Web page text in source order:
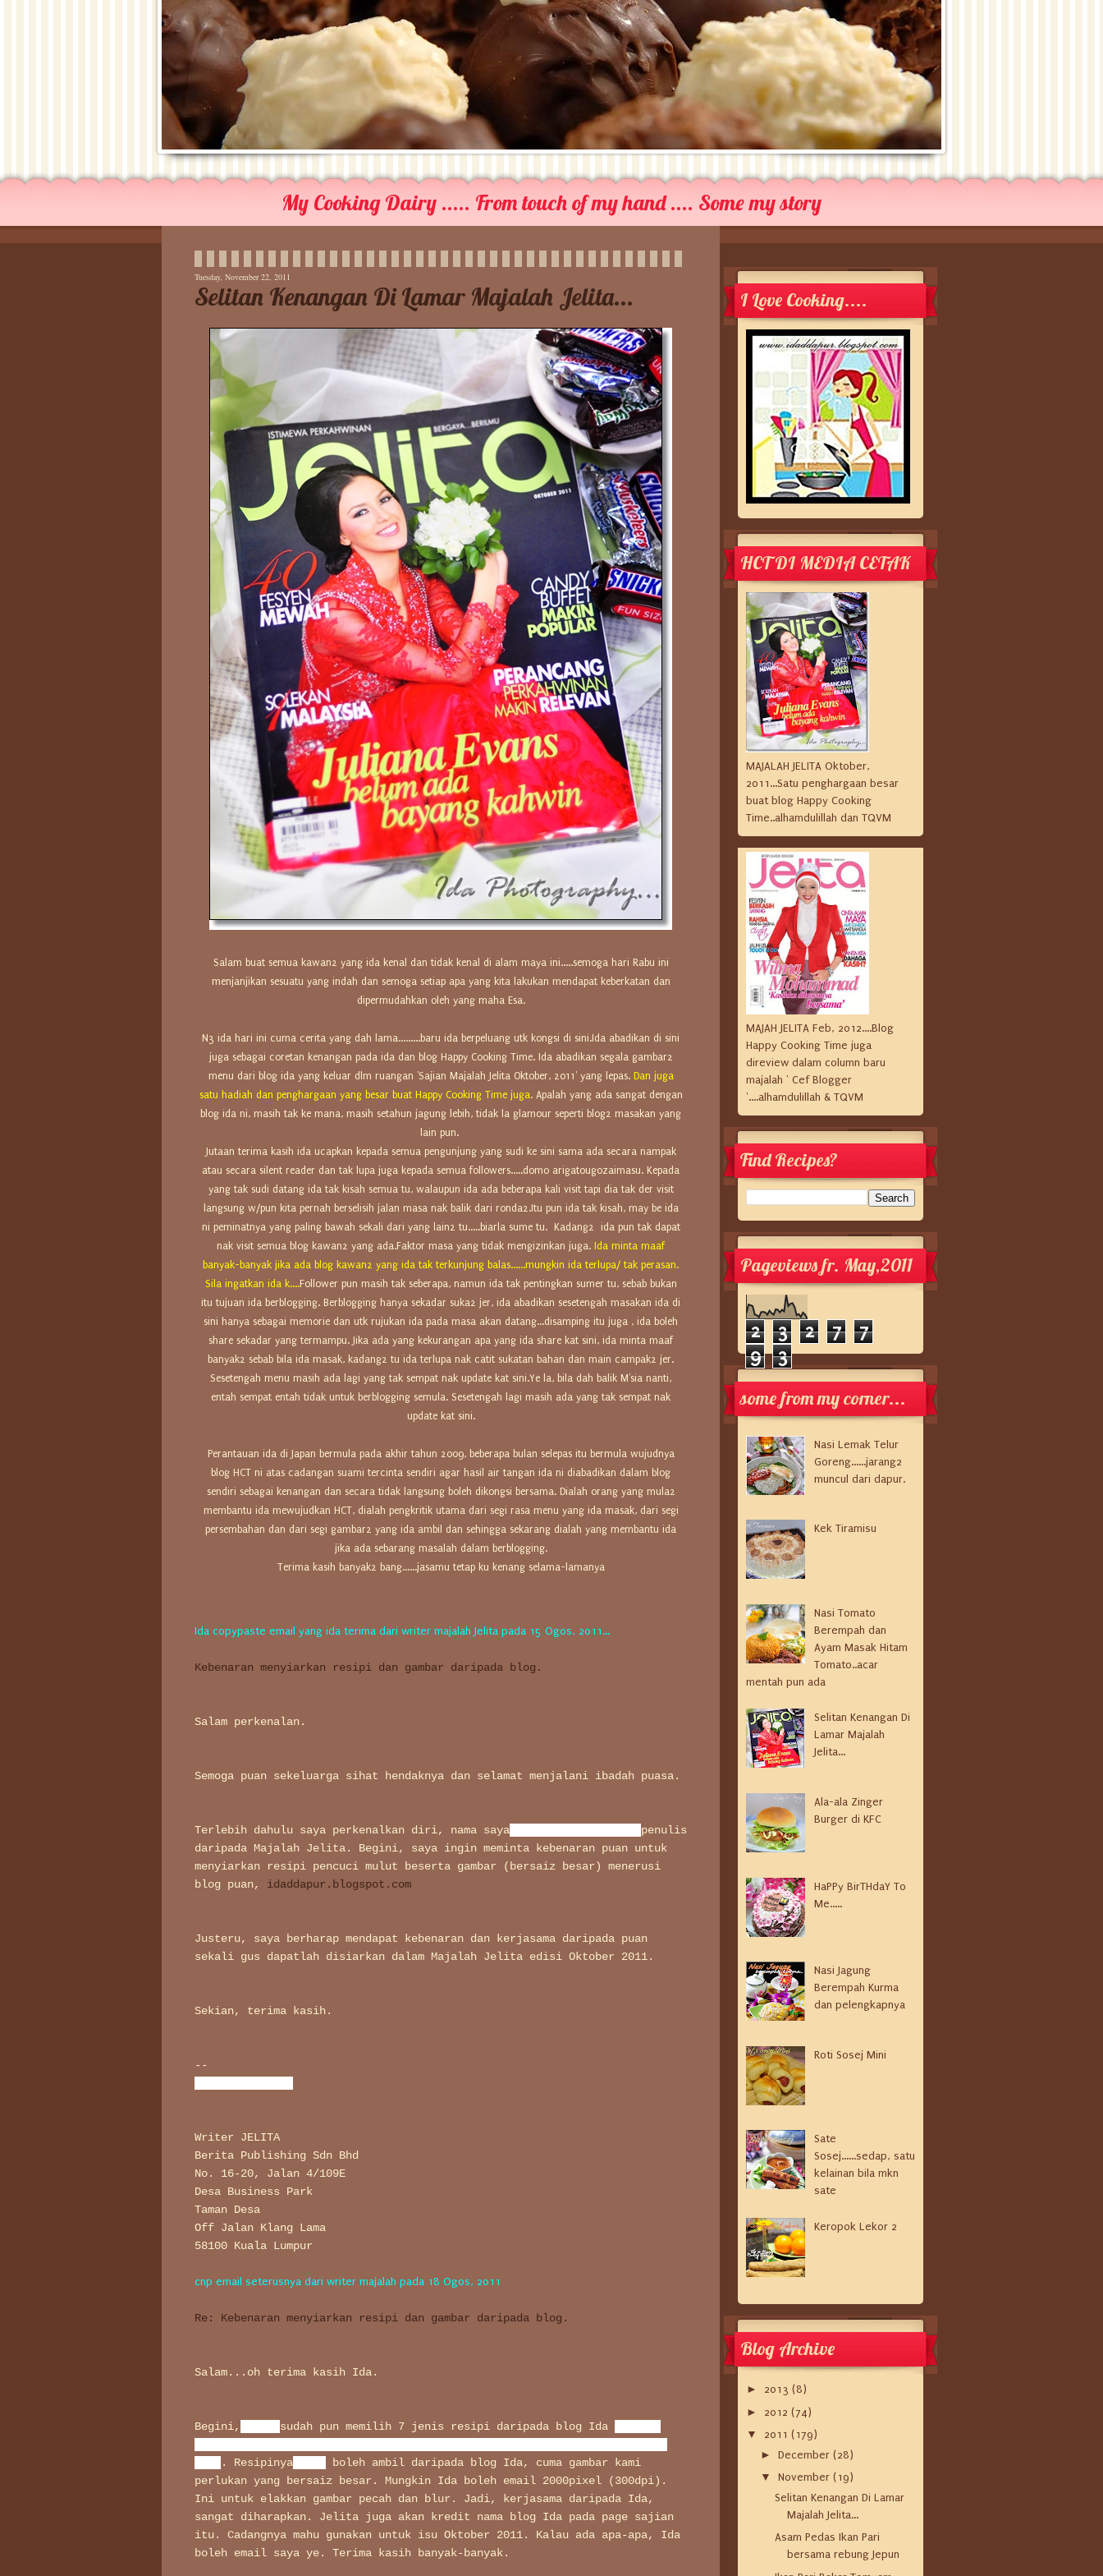
My Cooking Dairy ..... From touch of my hand .... Some my story
Tuesday, November 22, 2011
Selitan Kenangan Di Lamar Majalah Jelita...
Salam buat semua kawan2 yang ida kenal dan tidak kenal di alam maya ini.....semoga hari Rabu ini
menjanjikan sesuatu yang indah dan semoga setiap apa yang kita lakukan mendapat keberkatan dan
dipermudahkan oleh yang maha Esa.
N3 ida hari ini cuma cerita yang dah lama.........baru ida berpeluang utk kongsi di sini.Ida abadikan di sini
juga sebagai coretan kenangan pada ida dan blog Happy Cooking Time. Ida abadikan segala gambar2
menu dari blog ida yang keluar dlm ruangan 'Sajian Majalah Jelita Oktober, 2011' yang lepas. Dan juga
satu hadiah dan penghargaan yang besar buat Happy Cooking Time juga. Apalah yang ada sangat dengan
blog ida ni, masih tak ke mana, masih setahun jagung lebih, tidak la glamour seperti blog2 masakan yang
lain pun.
Jutaan terima kasih ida ucapkan kepada semua pengunjung yang sudi ke sini sama ada secara nampak
atau secara silent reader dan tak lupa juga kepada semua followers.....domo arigatougozaimasu. Kepada
yang tak sudi datang ida tak kisah semua tu, walaupun ida ada beberapa kali visit tapi dia tak der visit
langsung w/pun kita pernah berselisih jalan masa nak balik dari ronda2.Itu pun ida tak kisah, may be ida
ni peminatnya yang paling bawah sekali dari yang lain2 tu.....biarla sume tu. Kadang2 ida pun tak dapat
nak visit semua blog kawan2 yang ada.Faktor masa yang tidak mengizinkan juga. Ida minta maaf
banyak-banyak jika ada blog kawan2 yang ida tak terkunjung balas......mungkin ida terlupa/ tak perasan.
Sila ingatkan ida k....Follower pun masih tak seberapa, namun ida tak pentingkan sumer tu, sebab bukan
itu tujuan ida berblogging. Berblogging hanya sekadar suka2 jer, ida abadikan sesetengah masakan ida di
sini hanya sebagai memorie dan utk rujukan ida pada masa akan datang...disamping itu juga , ida boleh
share sekadar yang termampu. Jika ada yang kekurangan apa yang ida share kat sini, ida minta maaf
banyak2 sebab bila ida masak, kadang2 tu ida terlupa nak catit sukatan bahan dan main campak2 jer.
Sesetengah menu masih ada lagi yang tak sempat nak update kat sini.Ye la, bila dah balik M'sia nanti,
entah sempat entah tidak untuk berblogging semula. Sesetengah lagi masih ada yang tak sempat nak
update kat sini.
Perantauan ida di Japan bermula pada akhir tahun 2009, beberapa bulan selepas itu bermula wujudnya
blog HCT ni atas cadangan suami tercinta sendiri agar hasil air tangan ida ni diabadikan dalam blog
sendiri sebagai kenangan dan secara tidak langsung boleh dikongsi bersama. Dialah orang yang mula2
membantu ida mewujudkan HCT, dialah pengkritik utama dari segi rasa menu yang ida masak, dari segi
persembahan dan dari segi gambar2 yang ida ambil dan sehingga sekarang dialah yang membantu ida
jika ada sebarang masalah dalam berblogging.
Terima kasih banyak2 bang......jasamu tetap ku kenang selama-lamanya
Ida copypaste email yang ida terima dari writer majalah Jelita pada 15 Ogos, 2011...
Kebenaran menyiarkan resipi dan gambar daripada blog.
Salam perkenalan.
Semoga puan sekeluarga sihat hendaknya dan selamat menjalani ibadah puasa.
Terlebih dahulu saya perkenalkan diri, nama saya
penulis
daripada Majalah Jelita. Begini, saya ingin meminta kebenaran puan untuk
menyiarkan resipi pencuci mulut beserta gambar (bersaiz besar) menerusi
blog puan, idaddapur.blogspot.com
Justeru, saya berharap mendapat kebenaran dan kerjasama daripada puan
sekali gus dapatlah disiarkan dalam Majalah Jelita edisi Oktober 2011.
Sekian, terima kasih.
--
Writer JELITA
Berita Publishing Sdn Bhd
No. 16-20, Jalan 4/109E
Desa Business Park
Taman Desa
Off Jalan Klang Lama
58100 Kuala Lumpur
cnp email seterusnya dari writer majalah pada 18 Ogos, 2011
Re: Kebenaran menyiarkan resipi dan gambar daripada blog.
Salam...oh terima kasih Ida.
Begini, sudah pun memilih 7 jenis resipi daripada blog Ida
. Resipinya
boleh ambil daripada blog Ida, cuma gambar kami
perlukan yang bersaiz besar. Mungkin Ida boleh email 2000pixel (300dpi).
Ini untuk elakkan gambar pecah dan blur. Jadi, kerjasama daripada Ida,
sangat diharapkan. Jelita juga akan kredit nama blog Ida pada page sajian
itu. Cadangnya mahu gunakan untuk isu Oktober 2011. Kalau ada apa-apa, Ida
boleh email saya ye. Terima kasih banyak-banyak.
I Love Cooking....
HCT DI MEDIA CETAK
MAJALAH JELITA Oktober,
2011...Satu penghargaan besar
buat blog Happy Cooking
Time..alhamdulillah dan TQVM
MAJAH JELITA Feb, 2012....Blog
Happy Cooking Time juga
direview dalam column baru
majalah ' Cef Blogger
'....alhamdulillah & TQVM
Find Recipes?
Pageviews fr. May,2011
2 3 2 7
7
9
3
some from my corner...
Nasi Lemak Telur
Goreng......jarang2
muncul dari dapur.
Kek Tiramisu
Nasi Tomato
Berempah dan
Ayam Masak Hitam
Tomato..acar
mentah pun ada
Selitan Kenangan Di
Lamar Majalah
Jelita...
Ala-ala Zinger
Burger di KFC
HaPPy BirTHdaY To
Me.....
Nasi Jagung
Berempah Kurma
dan pelengkapnya
Roti Sosej Mini
Sate
Sosej......sedap, satu
kelainan bila mkn
sate
Keropok Lekor 2
Blog Archive
► 2013 (8)
► 2012 (74)
▼ 2011 (179)
► December (28)
▼ November (19)
Selitan Kenangan Di Lamar
Majalah Jelita...
Asam Pedas Ikan Pari
bersama rebung Jepun